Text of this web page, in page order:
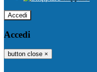
Accedi
Accedi
button close ×